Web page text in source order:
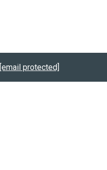
[email protected]